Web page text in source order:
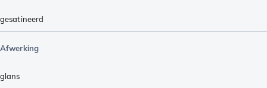
gesatineerd
Afwerking
glans